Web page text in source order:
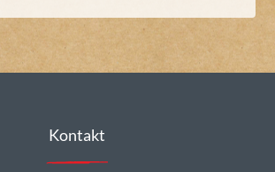
Kontakt